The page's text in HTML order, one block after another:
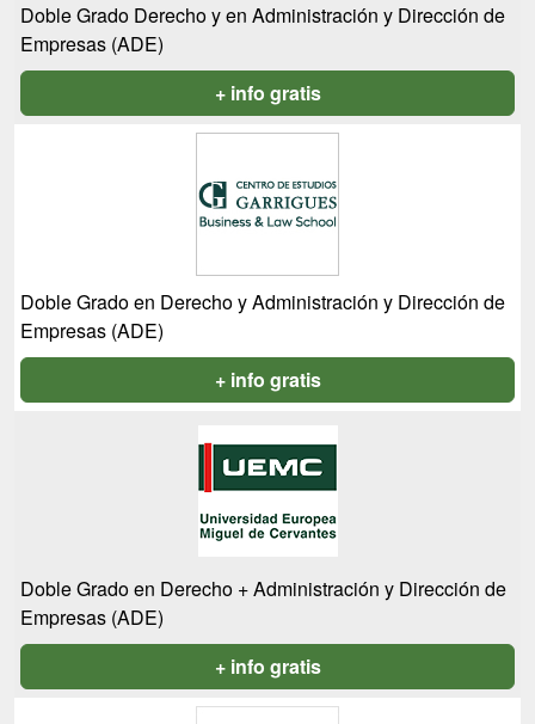
Doble Grado Derecho y en Administración y Dirección de
Empresas (ADE)
+ info gratis
Doble Grado en Derecho y Administración y Dirección de
Empresas (ADE)
+ info gratis
Doble Grado en Derecho + Administración y Dirección de
Empresas (ADE)
+ info gratis